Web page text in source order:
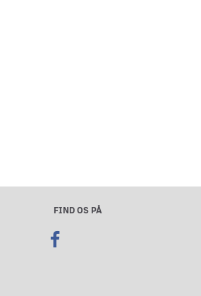
FIND OS PÅ